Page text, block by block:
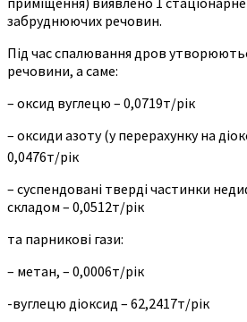
забруднюючих речовин.
Під час спалювання дров
речовини, а саме:
– оксид вуглецю – 0,0719т/рік
– оксиди азоту (у перерахунку на
0,0476т/рік
– суспендовані тверді частинки
складом – 0,0512т/рік
та парникові гази:
– метан, – 0,0006т/рік
-вуглецю діоксид – 62,2417т/рік